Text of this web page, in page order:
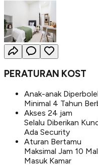
PERATURAN KOST
Anak-anak
Minimal 4 Tahun
Akses 24 jam
Selalu Diberikan
Ada Security
Aturan Bertamu
Maksimal Jam 10
Masuk Kamar